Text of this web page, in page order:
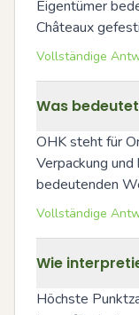
Eigentümer
Châteaux
Vollständige
Was
OHK steht für
Verpackung
bedeutenden
Vollständige
Wie
Höchste